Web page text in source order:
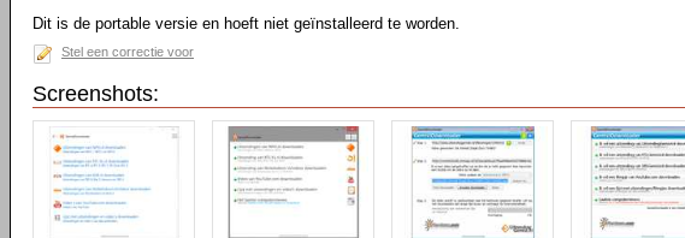
Dit is de portable versie en hoeft niet geïnstalleerd te worden.
Stel een correctie voor
Screenshots: